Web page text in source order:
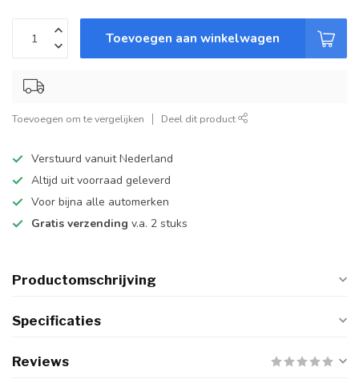
Toevoegen aan winkelwagen
Toevoegen om te vergelijken Deel dit product
Verstuurd vanuit Nederland
Altijd uit voorraad geleverd
Voor bijna alle automerken
Gratis verzending v.a. 2 stuks
Productomschrijving
Specificaties
Reviews